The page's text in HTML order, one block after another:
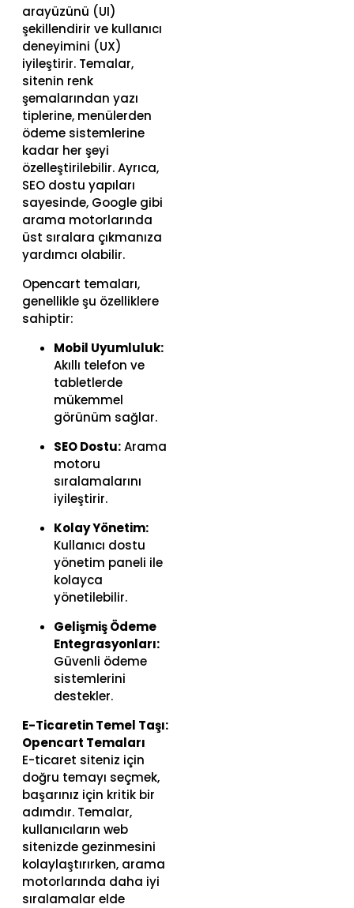
arayüzünü (UI)
şekillendirir ve kullanıcı
deneyimini (UX)
iyileştirir. Temalar,
sitenin renk
şemalarından yazı
tiplerine, menülerden
ödeme sistemlerine
kadar her şeyi
özelleştirilebilir. Ayrıca,
SEO dostu yapıları
sayesinde, Google gibi
arama motorlarında
üst sıralara çıkmanıza
yardımcı olabilir.
Opencart temaları,
genellikle şu özelliklere
sahiptir:
Mobil Uyumluluk:
Akıllı telefon ve
tabletlerde
mükemmel
görünüm sağlar.
SEO Dostu:Arama
motoru
sıralamalarını
iyileştirir.
Kolay Yönetim:
Kullanıcı dostu
yönetim paneli ile
kolayca
yönetilebilir.
Gelişmiş Ödeme
Entegrasyonları:
Güvenli ödeme
sistemlerini
destekler.
E-Ticaretin Temel Taşı:
Opencart Temaları
E-ticaret siteniz için
doğru temayı seçmek,
başarınız için kritik bir
adımdır. Temalar,
kullanıcıların web
sitenizde gezinmesini
kolaylaştırırken, arama
motorlarında daha iyi
sıralamalar elde